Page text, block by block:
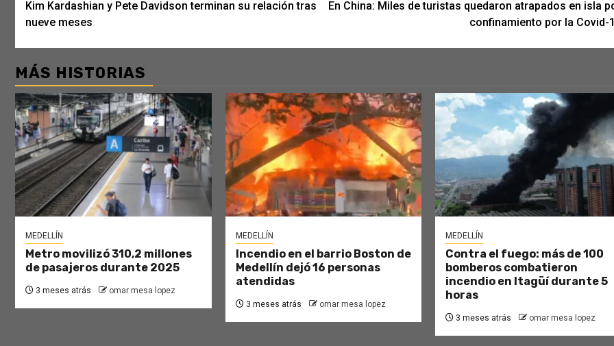
navigation
Kim Kardashian y Pete Davidson terminan su relación tras
nueve meses
En China: Miles de turistas quedaron atrapados en isla
confinamiento por la Covid-
MÁS HISTORIAS
MEDELLÍN
Metro movilizó 310,2 millones
de pasajeros durante 2025
3 meses atrás omar mesa lopez
MEDELLÍN
Incendio en el barrio Boston de
Medellín dejó 16 personas
atendidas
3 meses atrás omar mesa lopez
MEDELLÍN
Contra el fuego: más de 100
bomberos combatieron
incendio en Itagüí durante 5
horas
3 meses atrás omar mesa lopez